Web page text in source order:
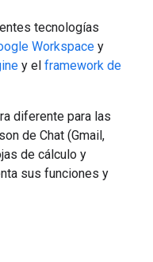
tecnologías
Workspace y
y el framework de
diferente para las
de Chat (Gmail,
de cálculo y
sus funciones y